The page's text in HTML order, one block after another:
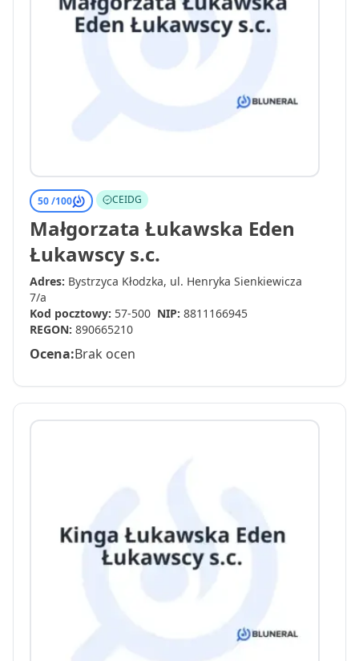
50 /100 CEIDG
Małgorzata Łukawska Eden
Łukawscy s.c.
Adres: Bystrzyca Kłodzka, ul. Henryka Sienkiewicza
7/a
Kod pocztowy: 57-500 NIP: 8811166945
REGON: 890665210
Ocena:Brak ocen